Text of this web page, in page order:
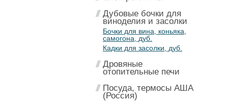
Дубовые бочки для
виноделия и засолки
Бочки для вина, коньяка,
самогона, дуб.
Кадки для засолки, дуб.
Дровяные
отопительные печи
Посуда, термосы АША
(Россия)